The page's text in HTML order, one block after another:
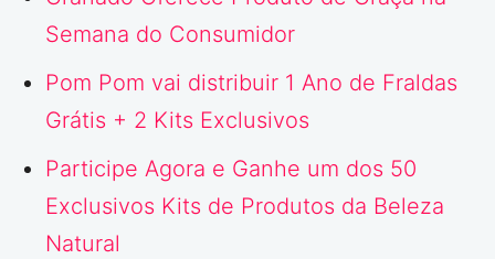
Semana do Consumidor
Pom Pom vai distribuir 1 Ano de Fraldas
Grátis + 2 Kits Exclusivos
Participe Agora e Ganhe um dos 50
Exclusivos Kits de Produtos da Beleza
Natural